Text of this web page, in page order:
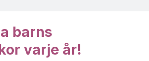
barns
varje år!